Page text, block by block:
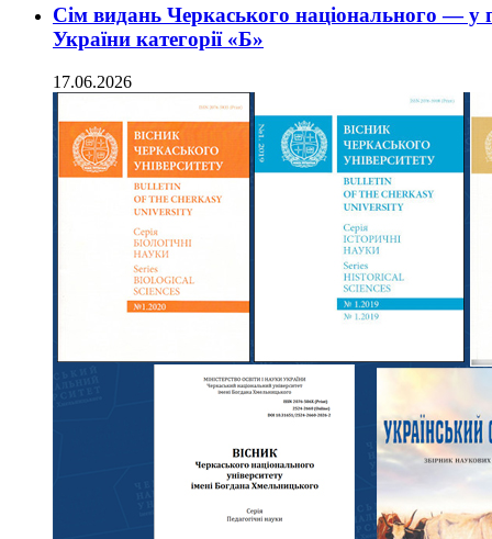
Сім видань Черкаського національного — у
України категорії «Б»
17.06.2026